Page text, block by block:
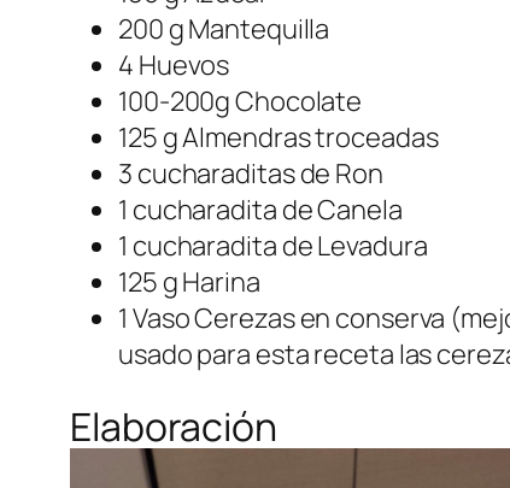
200 g Mantequilla
4 Huevos
100-200g Chocolate
125 g Almendras troceadas
3 cucharaditas de Ron
1 cucharadita de Canela
1 cucharadita de Levadura
125 g Harina
1 Vaso Cerezas en conserva
usado para esta receta las
Elaboración